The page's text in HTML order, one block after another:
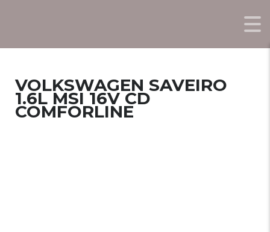
VOLKSWAGEN SAVEIRO
1.6L MSI 16V CD
COMFORLINE